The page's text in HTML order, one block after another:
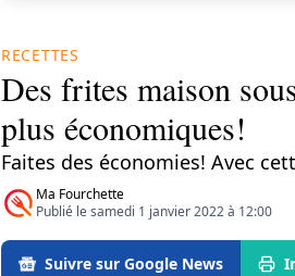
RECETTES
Des frites maison
plus économiques!
Faites des économies! Avec
Ma Fourchette
Publié le samedi 1 janvier 2022 à 12:00
Suivre sur Google News